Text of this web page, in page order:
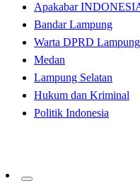
Apakabar
Bandar Lampung
Warta DPRD Lampung
Medan
Lampung Selatan
Hukum dan Kriminal
Politik Indonesia